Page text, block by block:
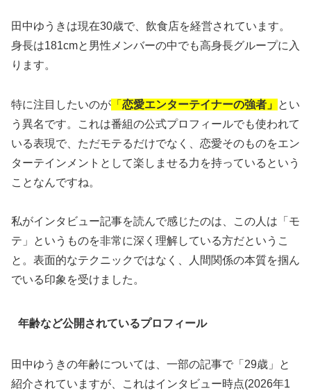
田中ゆうきは現在30歳で、飲食店を経営されています。
身長は181cmと男性メンバーの中でも高身長グループに入
ります。
特に注目したいのが 「 恋愛エンターテイナーの強者」
とい
う異名です。これは番組の公式プロフィールでも使われて
いる表現で、ただモテるだけでなく、恋愛そのものをエン
ターテインメントとして楽しませる力を持っているという
ことなんですね。
私がインタビュー記事を読んで感じたのは、この人は「モ
テ」というものを非常に深く理解している方だというこ
と。表面的なテクニックではなく、人間関係の本質を掴ん
でいる印象を受けました。
年齢など公開されているプロフィール
田中ゆうきの年齢については、一部の記事で「29歳」と
紹介されていますが、これはインタビュー時点(2026年1